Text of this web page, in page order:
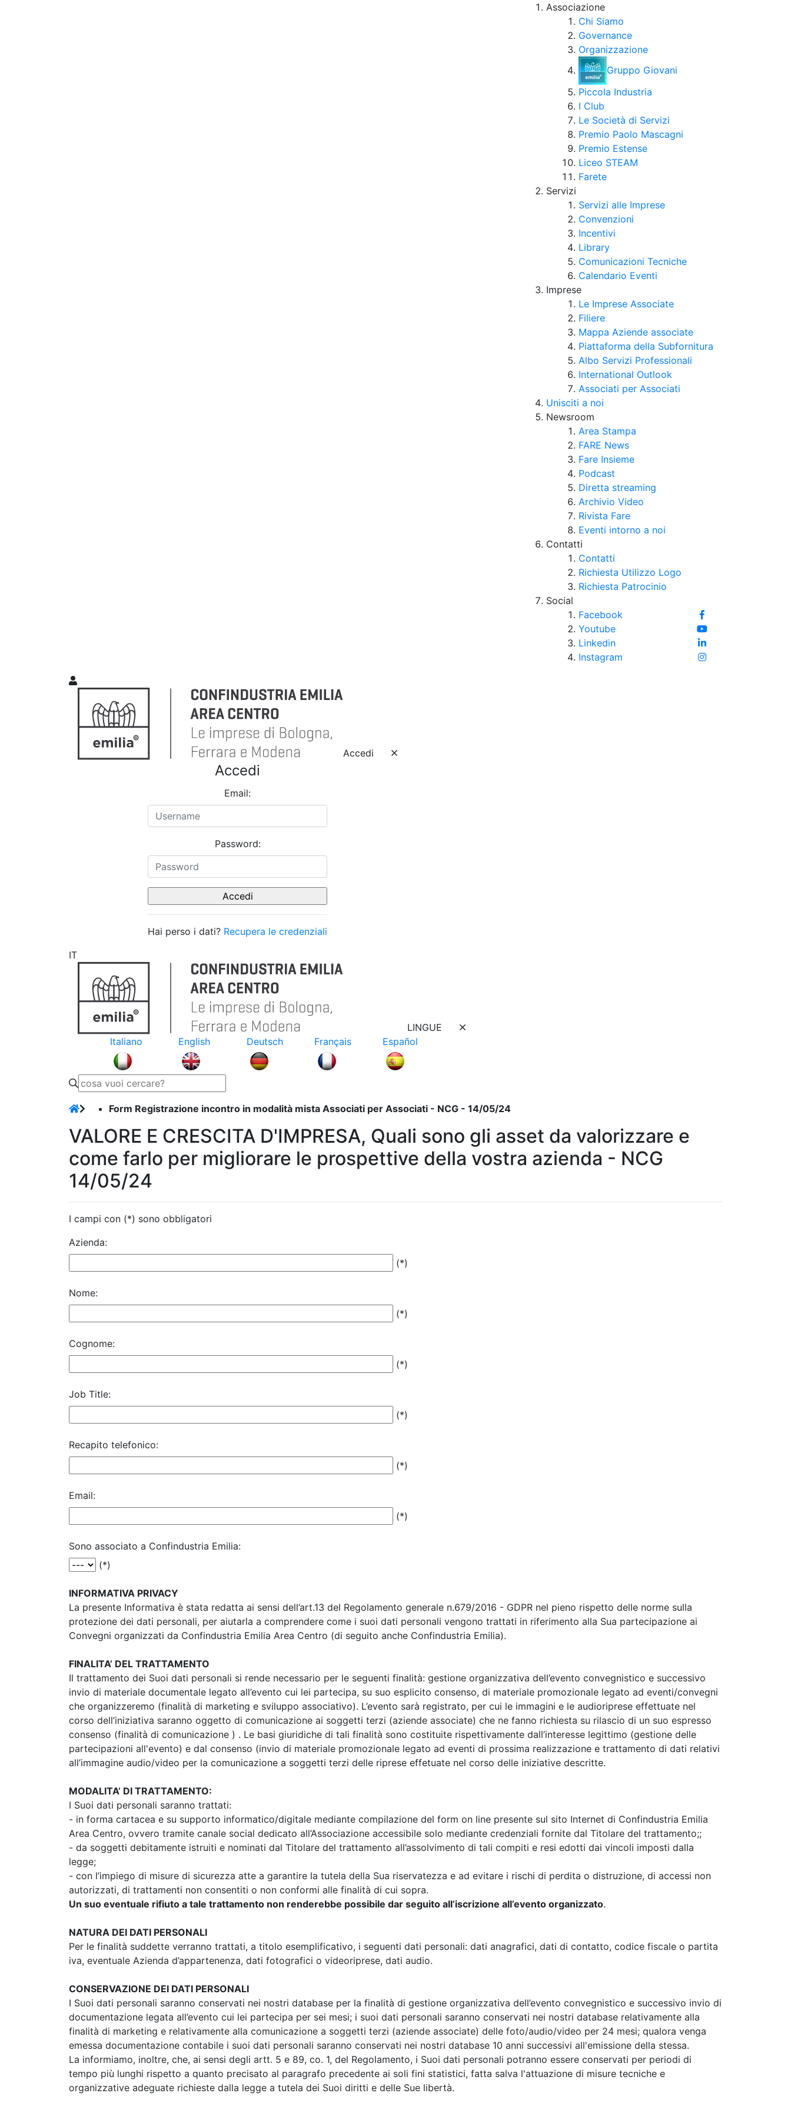
Associazione
Chi Siamo
Governance
Organizzazione
Gruppo Giovani
Piccola Industria
I Club
Le Società di Servizi
Premio Paolo Mascagni
Premio Estense
Liceo STEAM
Farete
Servizi
Servizi alle Imprese
Convenzioni
Incentivi
Library
Comunicazioni Tecniche
Calendario Eventi
Imprese
Le Imprese Associate
Filiere
Mappa Aziende associate
Piattaforma della Subfornitura
Albo Servizi Professionali
International Outlook
Associati per Associati
Unisciti a noi
Newsroom
Area Stampa
FARE News
Fare Insieme
Podcast
Diretta streaming
Archivio Video
Rivista Fare
Eventi intorno a noi
Contatti
Contatti
Richiesta Utilizzo Logo
Richiesta Patrocinio
Social
Facebook
Youtube
Linkedin
Instagram
Accedi
Accedi
Email:
Password:
Hai perso i dati? Recupera le credenziali
IT
LINGUE
Italiano
English Deutsch Français Español
Form Registrazione incontro in modalità mista Associati per Associati - NCG - 14/05/24
VALORE E CRESCITA D'IMPRESA, Quali sono gli asset da valorizzare e
come farlo per migliorare le prospettive della vostra azienda - NCG
14/05/24
I campi con (*) sono obbligatori
Azienda:
(*)
Nome:
(*)
Cognome:
(*)
Job Title:
(*)
Recapito telefonico:
(*)
Email:
(*)
Sono associato a Confindustria Emilia:
(*)
INFORMATIVA PRIVACY
La presente Informativa è stata redatta ai sensi dell’art.13 del Regolamento generale n.679/2016 - GDPR nel pieno rispetto delle norme sulla
protezione dei dati personali, per aiutarla a comprendere come i suoi dati personali vengono trattati in riferimento alla Sua partecipazione ai
Convegni organizzati da Confindustria Emilia Area Centro (di seguito anche Confindustria Emilia).
FINALITA’ DEL TRATTAMENTO
Il trattamento dei Suoi dati personali si rende necessario per le seguenti finalità: gestione organizzativa dell’evento convegnistico e successivo
invio di materiale documentale legato all’evento cui lei partecipa, su suo esplicito consenso, di materiale promozionale legato ad eventi/convegni
che organizzeremo (finalità di marketing e sviluppo associativo). L’evento sarà registrato, per cui le immagini e le audioriprese effettuate nel
corso dell’iniziativa saranno oggetto di comunicazione ai soggetti terzi (aziende associate) che ne fanno richiesta su rilascio di un suo espresso
consenso (finalità di comunicazione ) . Le basi giuridiche di tali finalità sono costituite rispettivamente dall’interesse legittimo (gestione delle
partecipazioni all'evento) e dal consenso (invio di materiale promozionale legato ad eventi di prossima realizzazione e trattamento di dati relativi
all’immagine audio/video per la comunicazione a soggetti terzi delle riprese effetuate nel corso delle iniziative descritte.
MODALITA’ DI TRATTAMENTO:
I Suoi dati personali saranno trattati:
- in forma cartacea e su supporto informatico/digitale mediante compilazione del form on line presente sul sito Internet di Confindustria Emilia
Area Centro, ovvero tramite canale social dedicato all’Associazione accessibile solo mediante credenziali fornite dal Titolare del trattamento;;
- da soggetti debitamente istruiti e nominati dal Titolare del trattamento all’assolvimento di tali compiti e resi edotti dai vincoli imposti dalla
legge;
- con l’impiego di misure di sicurezza atte a garantire la tutela della Sua riservatezza e ad evitare i rischi di perdita o distruzione, di accessi non
autorizzati, di trattamenti non consentiti o non conformi alle finalità di cui sopra.
Un suo eventuale rifiuto a tale trattamento non renderebbe possibile dar seguito all’iscrizione all’evento organizzato.
NATURA DEI DATI PERSONALI
Per le finalità suddette verranno trattati, a titolo esemplificativo, i seguenti dati personali: dati anagrafici, dati di contatto, codice fiscale o partita
iva, eventuale Azienda d’appartenenza, dati fotografici o videoriprese, dati audio.
CONSERVAZIONE DEI DATI PERSONALI
I Suoi dati personali saranno conservati nei nostri database per la finalità di gestione organizzativa dell’evento convegnistico e successivo invio di
documentazione legata all’evento cui lei partecipa per sei mesi; i suoi dati personali saranno conservati nei nostri database relativamente alla
finalità di marketing e relativamente alla comunicazione a soggetti terzi (aziende associate) delle foto/audio/video per 24 mesi; qualora venga
emessa documentazione contabile i suoi dati personali saranno conservati nei nostri database 10 anni successivi all'emissione della stessa.
La informiamo, inoltre, che, ai sensi degli artt. 5 e 89, co. 1, del Regolamento, i Suoi dati personali potranno essere conservati per periodi di
tempo più lunghi rispetto a quanto precisato al paragrafo precedente ai soli fini statistici, fatta salva l'attuazione di misure tecniche e
organizzative adeguate richieste dalla legge a tutela dei Suoi diritti e delle Sue libertà.